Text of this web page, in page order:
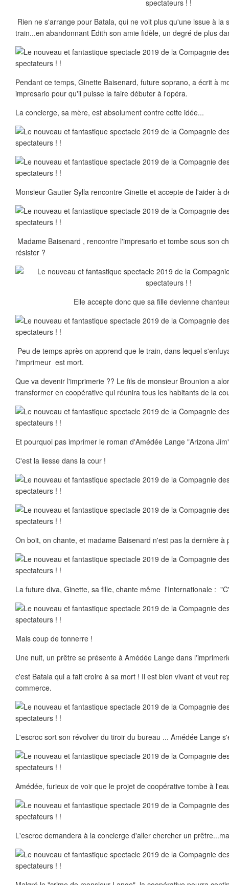
Rien ne s'arrange pour Batala, qui ne voit plus qu'une issue à la
train...en abandonnant Edith son amie fidèle, un degré de plus
Pendant ce temps, Ginette Baisenard, future soprano, a écrit à
impresario pour qu'il puisse la faire débuter à l'opéra.
La concierge, sa mère, est absolument contre cette idée...
Monsieur Gautier Sylla rencontre Ginette et accepte de l'aider à
Madame Baisenard , rencontre l'impresario et tombe sous son
résister ?
Elle accepte donc que sa fille devienne
Peu de temps après on apprend que le train, dans lequel
l'imprimeur est mort.
Que va devenir l'imprimerie ?? Le fils de monsieur Brounion a
transformer en coopérative qui réunira tous les habitants de la
Et pourquoi pas imprimer le roman d'Amédée Lange "Arizona
C'est la liesse dans la cour !
On boit, on chante, et madame Baisenard n'est pas la dernière à
La future diva, Ginette, sa fille, chante même l'Internationale :
Mais coup de tonnerre !
Une nuit, un prêtre se présente à Amédée Lange dans
c'est Batala qui a fait croire à sa mort ! Il est bien vivant et veut
commerce.
L'escroc sort son révolver du tiroir du bureau ... Amédée Lange
Amédée, furieux de voir que le projet de coopérative tombe à
L'escroc demandera à la concierge d'aller chercher un